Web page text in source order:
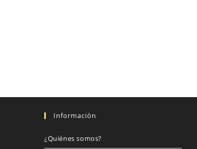
Información
¿Quiénes somos?